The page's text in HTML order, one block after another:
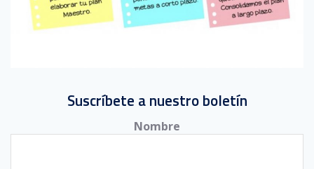
Suscríbete a nuestro boletín
Nombre